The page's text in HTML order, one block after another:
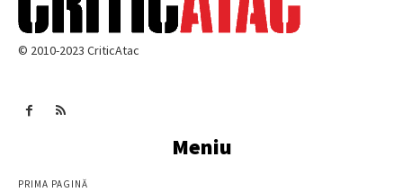
© 2010-2023 CriticAtac
Meniu
PRIMA PAGINĂ